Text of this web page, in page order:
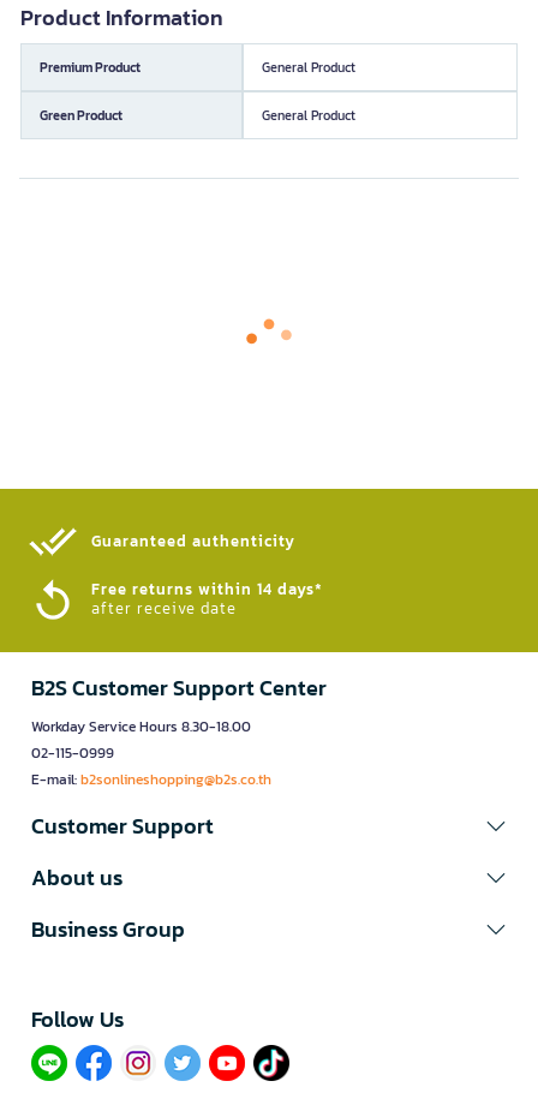
Product Information
Premium Product General Product
Green Product General Product
Guaranteed authenticity​
Free returns within 14 days*
after receive date
B2S Customer Support Center
Workday Service Hours 8.30-18.00
02-115-0999
E-mail:b2sonlineshopping@b2s.co.th
Customer Support
About us
Business Group
Follow Us​